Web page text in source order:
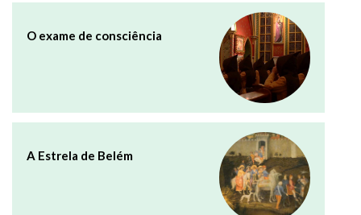
O exame de consciência
A Estrela de Belém